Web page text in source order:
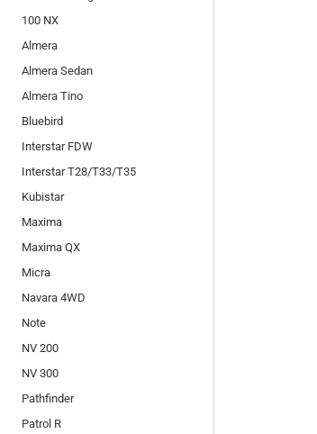
100 NX
Almera
Almera Sedan
Almera Tino
Bluebird
Interstar FDW
Interstar T28/T33/T35
Kubistar
Maxima
Maxima QX
Micra
Navara 4WD
Note
NV 200
NV 300
Pathfinder
Patrol R